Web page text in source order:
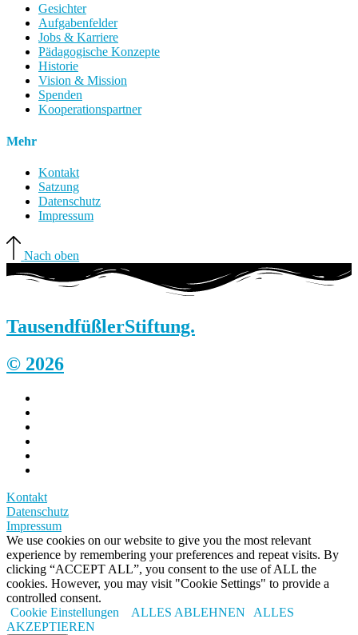
Gesichter
Aufgabenfelder
Jobs & Karriere
Pädagogische Konzepte
Historie
Vision & Mission
Spenden
Kooperationspartner
Mehr
Kontakt
Satzung
Datenschutz
Impressum
Nach oben
TausendfüßlerStiftung.
© 2026
Kontakt
Datenschutz
Impressum
We use cookies on our website to give you the most relevant
experience by remembering your preferences and repeat visits. By
clicking “ACCEPT ALL”, you consent to the use of ALL the
cookies. However, you may visit "Cookie Settings" to provide a
controlled consent.
Cookie Einstellungen
ALLES ABLEHNEN
ALLES
AKZEPTIEREN